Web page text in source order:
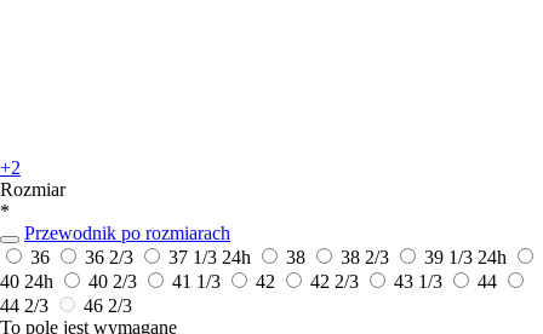
+2
Rozmiar
*
Przewodnik po rozmiarach
36
36 2/3 37 1/3 24h 38 38 2/3 39 1/3 24h
40 24h 40 2/3 41 1/3 42 42 2/3 43 1/3
44
44 2/3
46 2/3
To pole jest wymagane